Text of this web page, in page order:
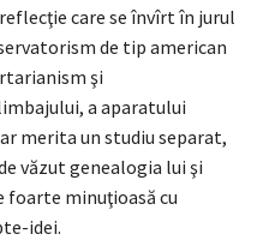
care se învîrt în jurul
de tip american
şi
a aparatului
merita un studiu separat,
văzut genealogia lui şi
foarte minuţioasă cu
idei.